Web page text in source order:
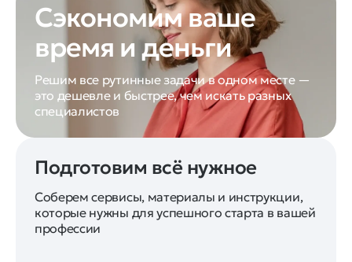
Сэкономим ваше
время и деньги
Решим все рутинные задачи в одном месте —
это дешевле и быстрее, чем искать разных
специалистов
Подготовим всё нужное
Соберем сервисы, материалы и инструкции,
которые нужны для успешного старта в вашей
профессии